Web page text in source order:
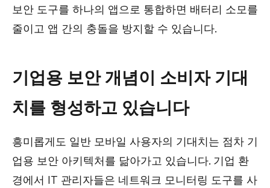
보안 도구를 하나의 앱으로 통합하면 배터리 소모를
줄이고 앱 간의 충돌을 방지할 수 있습니다.
기업용 보안 개념이 소비자 기대
치를 형성하고 있습니다
흥미롭게도 일반 모바일 사용자의 기대치는 점차 기
업용 보안 아키텍처를 닮아가고 있습니다. 기업 환
경에서 IT 관리자들은 네트워크 모니터링 도구를 사